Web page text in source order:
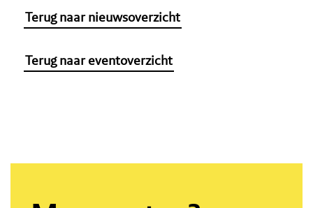
Terug naar nieuwsoverzicht
Terug naar eventoverzicht